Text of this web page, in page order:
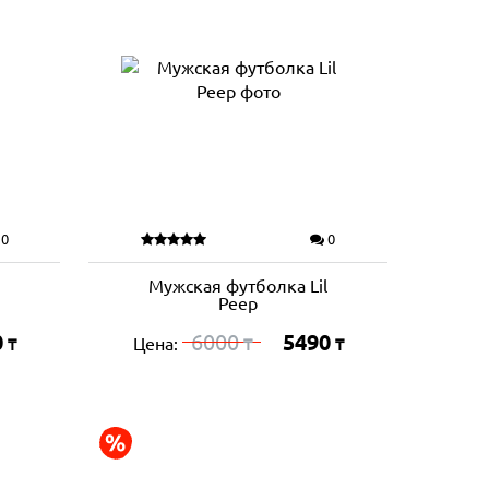
₸
0
Мужская футболка Lil
Peep
Цена: 6000₸ 5490 ₸